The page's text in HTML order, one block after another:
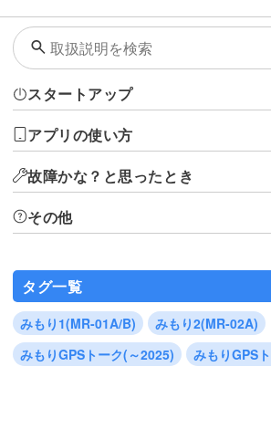
スタートアップ
アプリの使い方
故障かな？と思ったとき
その他
タグ一覧
みもり1(MR-01A/B)
みもり2(MR-02A)
みもりGPSトーク(～2025)
みもりGPS